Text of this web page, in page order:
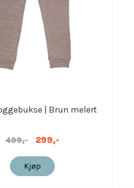
| Brun melert
499,- 299,-
Kjøp